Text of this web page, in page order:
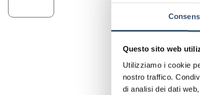
Questo sito web
Utilizziamo i cookie
nostro traffico.
di analisi dei dati